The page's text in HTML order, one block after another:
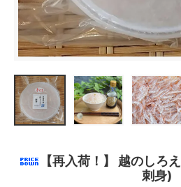
【再入荷！】 越のし
刺身)